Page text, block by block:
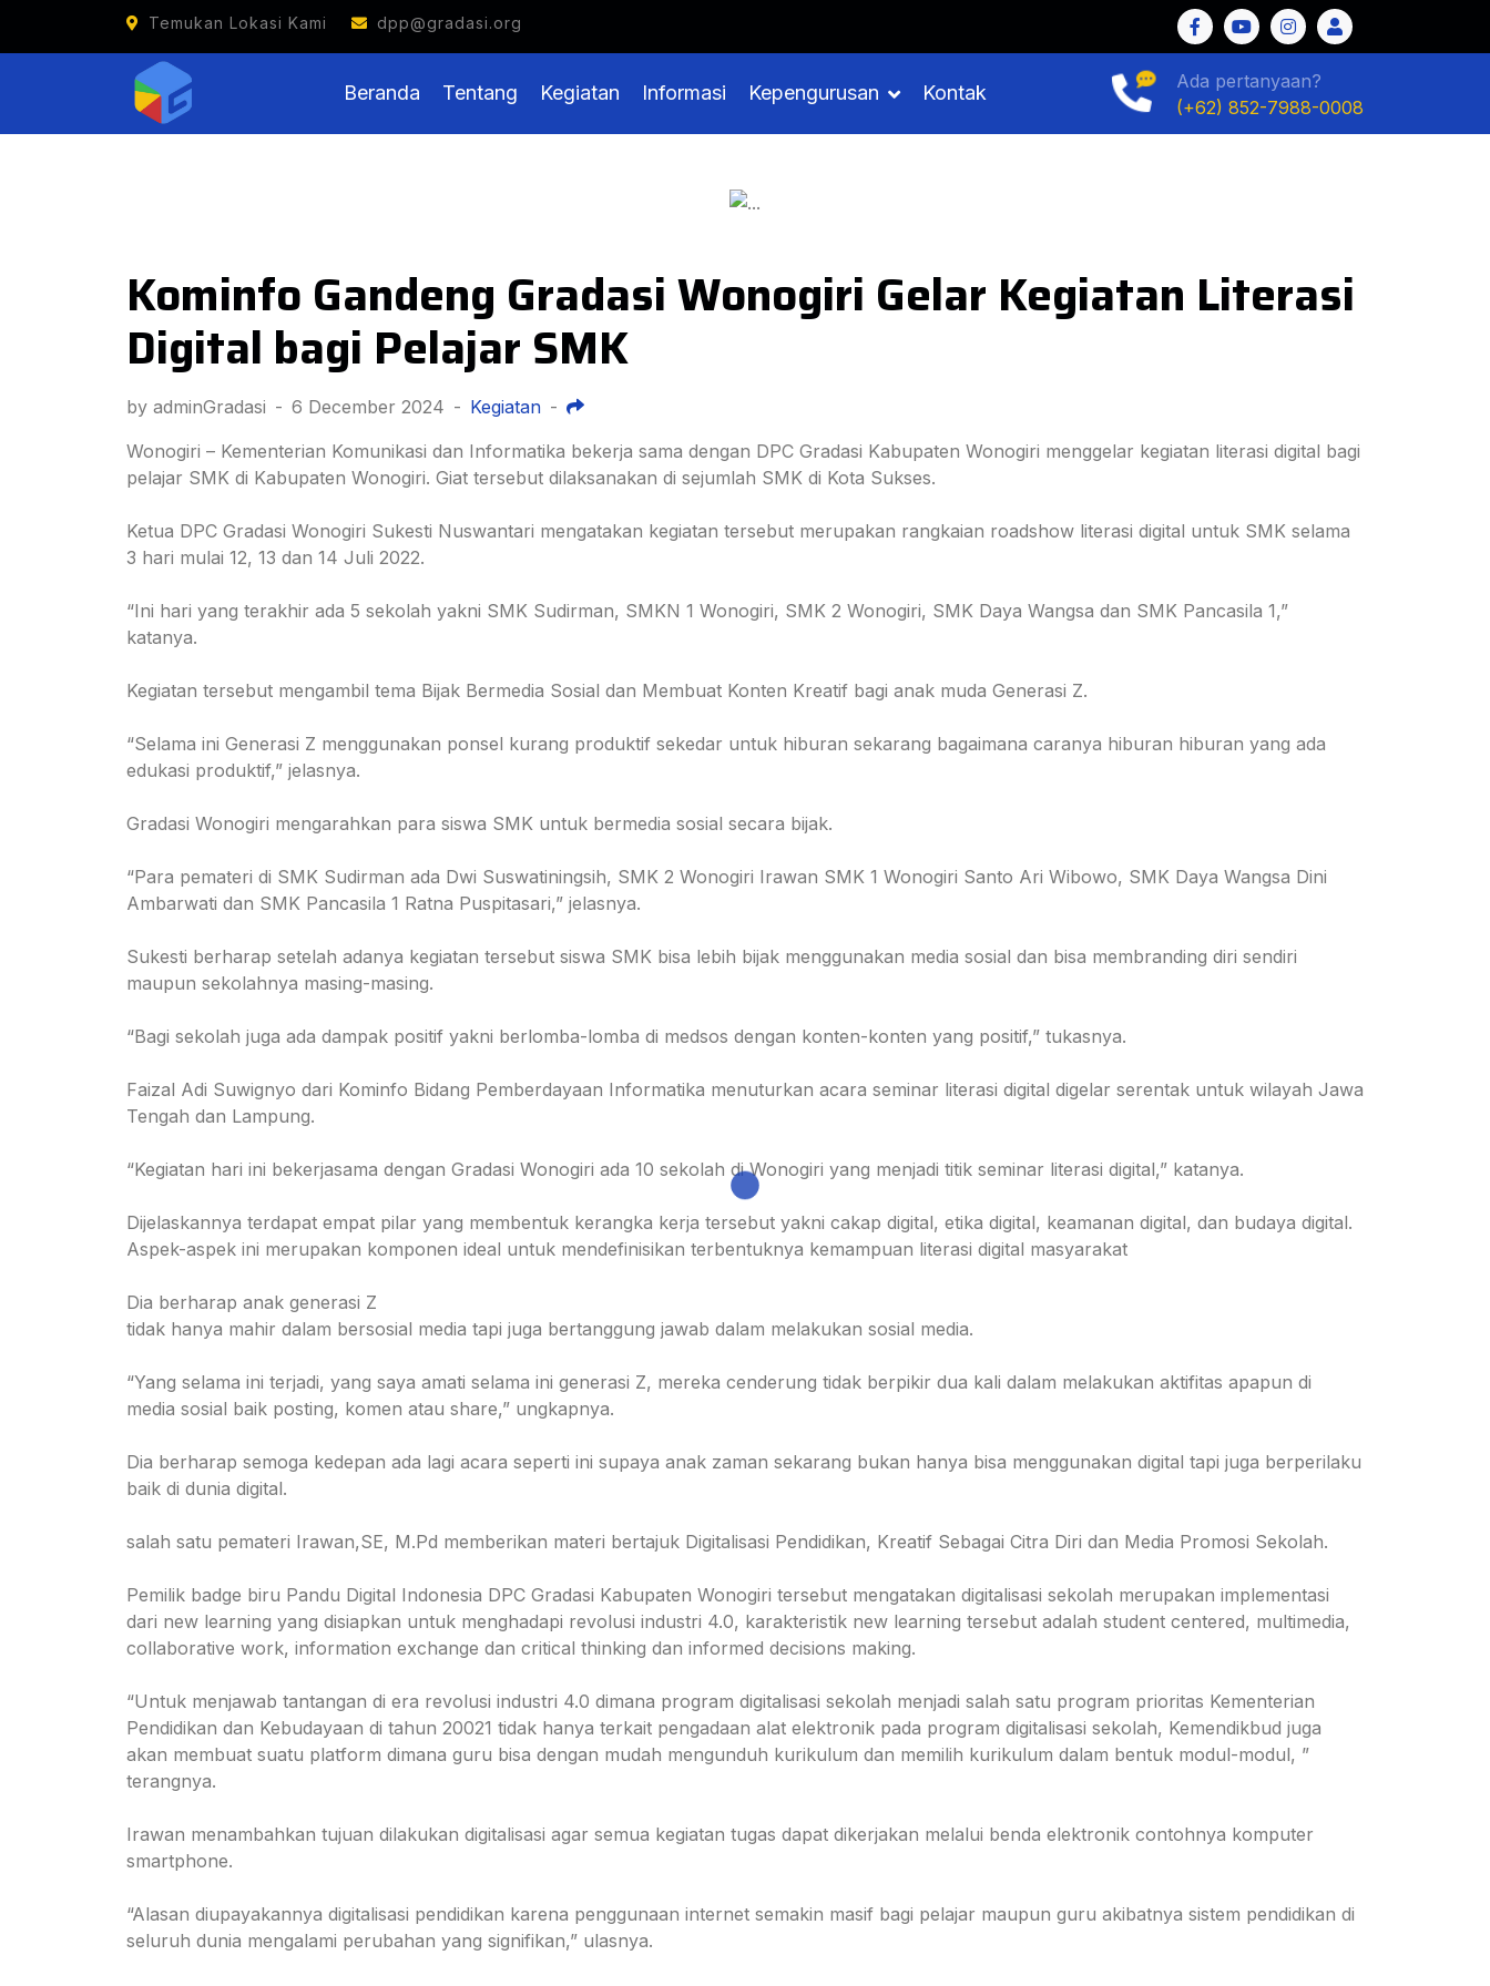
Temukan Lokasi Kami dpp@gradasi.org
Generasi Digital Indonesia
Beranda Tentang Kegiatan Informasi Kepengurusan Kontak
Ada pertanyaan?
(+62) 852-7988-0008
Kominfo Gandeng Gradasi Wonogiri Gelar Kegiatan Literasi
Digital bagi Pelajar SMK
by adminGradasi - 6 December 2024 - Kegiatan -
Wonogiri – Kementerian Komunikasi dan Informatika bekerja sama dengan DPC Gradasi Kabupaten Wonogiri menggelar kegiatan literasi digital bagi
pelajar SMK di Kabupaten Wonogiri. Giat tersebut dilaksanakan di sejumlah SMK di Kota Sukses.
Ketua DPC Gradasi Wonogiri Sukesti Nuswantari mengatakan kegiatan tersebut merupakan rangkaian roadshow literasi digital untuk SMK selama
3 hari mulai 12, 13 dan 14 Juli 2022.
“Ini hari yang terakhir ada 5 sekolah yakni SMK Sudirman, SMKN 1 Wonogiri, SMK 2 Wonogiri, SMK Daya Wangsa dan SMK Pancasila 1,”
katanya.
Kegiatan tersebut mengambil tema Bijak Bermedia Sosial dan Membuat Konten Kreatif bagi anak muda Generasi Z.
“Selama ini Generasi Z menggunakan ponsel kurang produktif sekedar untuk hiburan sekarang bagaimana caranya hiburan hiburan yang ada
edukasi produktif,” jelasnya.
Gradasi Wonogiri mengarahkan para siswa SMK untuk bermedia sosial secara bijak.
“Para pemateri di SMK Sudirman ada Dwi Suswatiningsih, SMK 2 Wonogiri Irawan SMK 1 Wonogiri Santo Ari Wibowo, SMK Daya Wangsa Dini
Ambarwati dan SMK Pancasila 1 Ratna Puspitasari,” jelasnya.
Sukesti berharap setelah adanya kegiatan tersebut siswa SMK bisa lebih bijak menggunakan media sosial dan bisa membranding diri sendiri
maupun sekolahnya masing-masing.
“Bagi sekolah juga ada dampak positif yakni berlomba-lomba di medsos dengan konten-konten yang positif,” tukasnya.
Faizal Adi Suwignyo dari Kominfo Bidang Pemberdayaan Informatika menuturkan acara seminar literasi digital digelar serentak untuk wilayah Jawa
Tengah dan Lampung.
“Kegiatan hari ini bekerjasama dengan Gradasi Wonogiri ada 10 sekolah di Wonogiri yang menjadi titik seminar literasi digital,” katanya.
Dijelaskannya terdapat empat pilar yang membentuk kerangka kerja tersebut yakni cakap digital, etika digital, keamanan digital, dan budaya digital.
Aspek-aspek ini merupakan komponen ideal untuk mendefinisikan terbentuknya kemampuan literasi digital masyarakat
Dia berharap anak generasi Z
tidak hanya mahir dalam bersosial media tapi juga bertanggung jawab dalam melakukan sosial media.
“Yang selama ini terjadi, yang saya amati selama ini generasi Z, mereka cenderung tidak berpikir dua kali dalam melakukan aktifitas apapun di
media sosial baik posting, komen atau share,” ungkapnya.
Dia berharap semoga kedepan ada lagi acara seperti ini supaya anak zaman sekarang bukan hanya bisa menggunakan digital tapi juga berperilaku
baik di dunia digital.
salah satu pemateri Irawan,SE, M.Pd memberikan materi bertajuk Digitalisasi Pendidikan, Kreatif Sebagai Citra Diri dan Media Promosi Sekolah.
Pemilik badge biru Pandu Digital Indonesia DPC Gradasi Kabupaten Wonogiri tersebut mengatakan digitalisasi sekolah merupakan implementasi
dari new learning yang disiapkan untuk menghadapi revolusi industri 4.0, karakteristik new learning tersebut adalah student centered, multimedia,
collaborative work, information exchange dan critical thinking dan informed decisions making.
“Untuk menjawab tantangan di era revolusi industri 4.0 dimana program digitalisasi sekolah menjadi salah satu program prioritas Kementerian
Pendidikan dan Kebudayaan di tahun 20021 tidak hanya terkait pengadaan alat elektronik pada program digitalisasi sekolah, Kemendikbud juga
akan membuat suatu platform dimana guru bisa dengan mudah mengunduh kurikulum dan memilih kurikulum dalam bentuk modul-modul, ”
terangnya.
Irawan menambahkan tujuan dilakukan digitalisasi agar semua kegiatan tugas dapat dikerjakan melalui benda elektronik contohnya komputer
smartphone.
“Alasan diupayakannya digitalisasi pendidikan karena penggunaan internet semakin masif bagi pelajar maupun guru akibatnya sistem pendidikan di
seluruh dunia mengalami perubahan yang signifikan,” ulasnya.